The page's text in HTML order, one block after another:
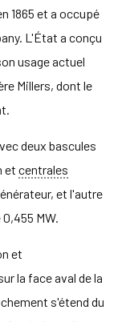
1865 et a occupé
L'État a conçu
usage actuel
Millers, dont le
deux bascules
et centrales
et l'autre
MW.
et
la face aval de la
s'étend du